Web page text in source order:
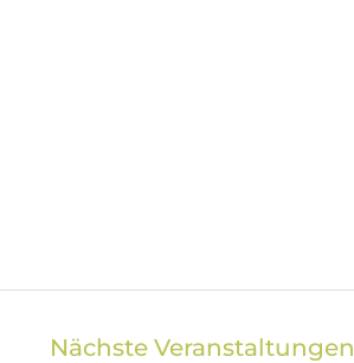
NächsteVeranstaltungen